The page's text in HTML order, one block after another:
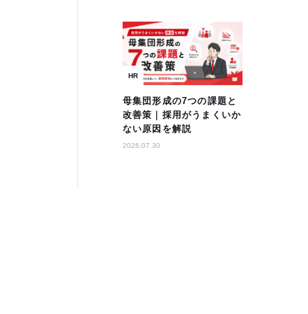
HR
母集団形成の7つの課題と
改善策｜採用がうまくいか
ない原因を解説
2026.07.30